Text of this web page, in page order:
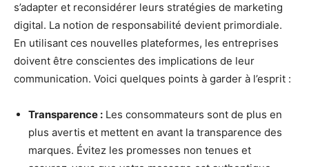
s’adapter et reconsidérer leurs stratégies de marketing
digital. La notion de responsabilité devient primordiale.
En utilisant ces nouvelles plateformes, les entreprises
doivent être conscientes des implications de leur
communication. Voici quelques points à garder à l’esprit :
Transparence : Les consommateurs sont de plus en
plus avertis et mettent en avant la transparence des
marques. Évitez les promesses non tenues et